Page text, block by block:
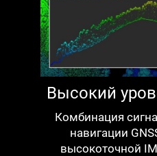
Высокий
Комбинация
навигации
высокоточной